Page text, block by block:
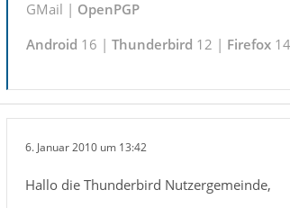
GMail | OpenPGP
Android 16 | Thunderbird 12 | Firefox
6. Januar 2010 um 13:42
Hallo die Thunderbird Nutzergemeinde,